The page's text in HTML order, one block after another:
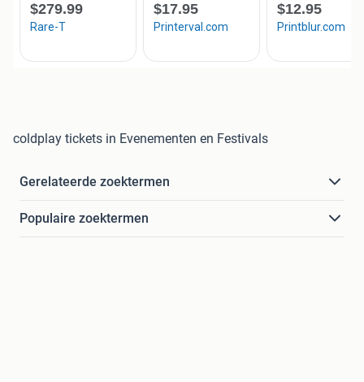
coldplay tickets in Evenementen en Festivals
Gerelateerde zoektermen
Populaire zoektermen